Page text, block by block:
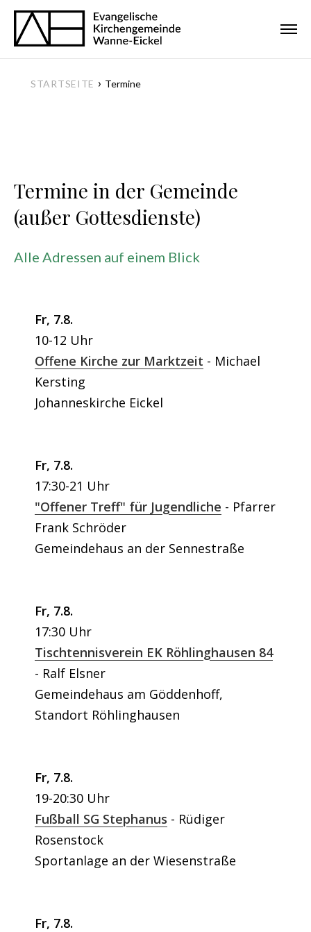
STARTSEITE › Termine
Termine in der Gemeinde
(außer Gottesdienste)
Alle Adressen auf einem Blick
Fr, 7.8.
10-12 Uhr
Offene Kirche zur Marktzeit
Michael
Kersting
Johanneskirche Eickel
Fr, 7.8.
17:30-21 Uhr
"Offener Treff" für Jugendliche
Pfarrer
Frank Schröder
Gemeindehaus an der Sennestraße
Fr, 7.8.
17:30 Uhr
Tischtennisverein EK Röhlinghausen 84
Ralf Elsner
Gemeindehaus am Göddenhoff,
Standort Röhlinghausen
Fr, 7.8.
19-20:30 Uhr
Fußball SG Stephanus
Rüdiger
Rosenstock
Sportanlage an der Wiesenstraße
Fr, 7.8.